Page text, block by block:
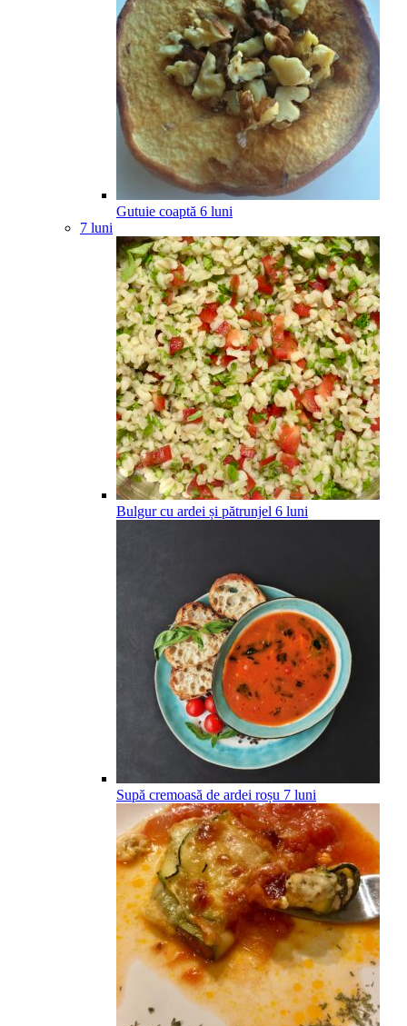
Gutuie coaptă 6 luni
7 luni
Bulgur cu ardei și pătrunjel 6 luni
Supă cremoasă de ardei roșu 7 luni